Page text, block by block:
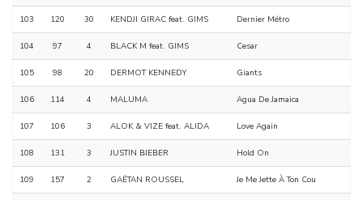
103 120 30 KENDJI GIRAC feat. GIMS Dernier Métro
104 97 4 BLACK M feat. GIMS Cesar
105 98 20 DERMOT KENNEDY Giants
106 114 4 MALUMA Agua De Jamaica
107 106 3 ALOK & VIZE feat. ALIDA Love Again
108 131 3 JUSTIN BIEBER Hold On
109 157 2 GAËTAN ROUSSEL Je Me Jette À Ton Cou